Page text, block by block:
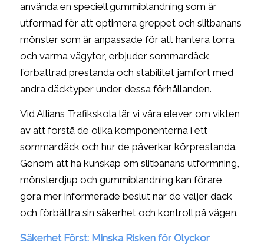
använda en speciell gummiblandning som är
utformad för att optimera greppet och slitbanans
mönster som är anpassade för att hantera torra
och varma vägytor, erbjuder sommardäck
förbättrad prestanda och stabilitet jämfört med
andra däcktyper under dessa förhållanden.
Vid Allians Trafikskola lär vi våra elever om vikten
av att förstå de olika komponenterna i ett
sommardäck och hur de påverkar körprestanda.
Genom att ha kunskap om slitbanans utformning,
mönsterdjup och gummiblandning kan förare
göra mer informerade beslut när de väljer däck
och förbättra sin säkerhet och kontroll på vägen.
Säkerhet Först: Minska Risken för Olyckor